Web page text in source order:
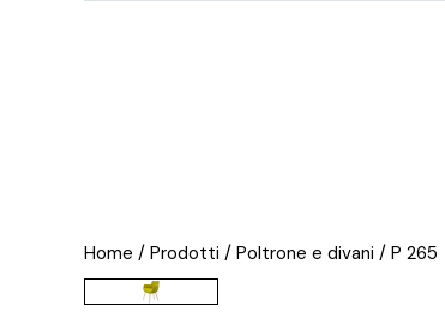
Home / Prodotti / Poltrone e divani / P 265